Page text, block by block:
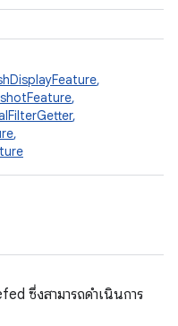
,
,
,
,
ซึ่งสามารถดำเนินการ